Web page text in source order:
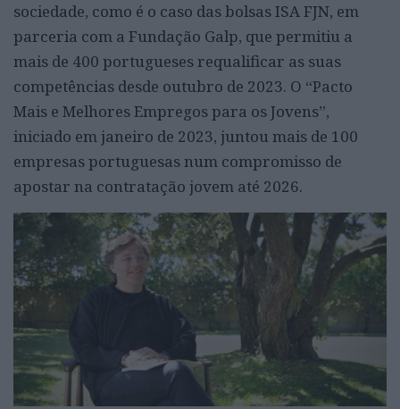
sociedade, como é o caso das bolsas ISA FJN, em
parceria com a Fundação Galp, que permitiu a
mais de 400 portugueses requalificar as suas
competências desde outubro de 2023. O “Pacto
Mais e Melhores Empregos para os Jovens”,
iniciado em janeiro de 2023, juntou mais de 100
empresas portuguesas num compromisso de
apostar na contratação jovem até 2026.